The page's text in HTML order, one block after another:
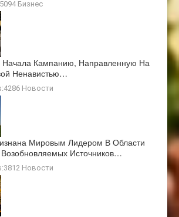
Бизнес
Начала Кампанию, Направленную На
Ненавистью…
Новости
Мировым Лидером В Области
Источников…
Новости